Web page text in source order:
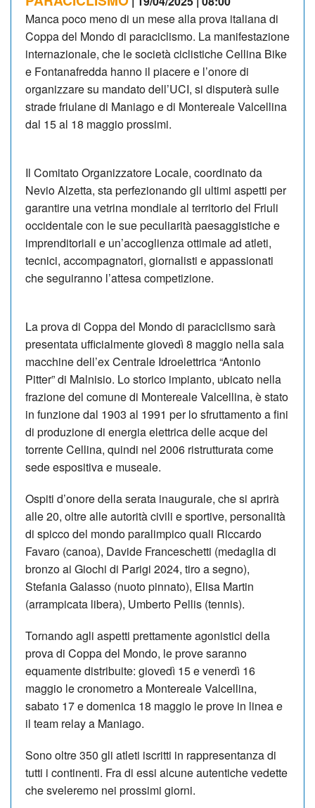
Manca poco meno di un mese alla prova italiana di
Coppa del Mondo di paraciclismo. La manifestazione
internazionale, che le società ciclistiche Cellina Bike
e Fontanafredda hanno il piacere e l’onore di
organizzare su mandato dell’UCI, si disputerà sulle
strade friulane di Maniago e di Montereale Valcellina
dal 15 al 18 maggio prossimi.
Il Comitato Organizzatore Locale, coordinato da
Nevio Alzetta, sta perfezionando gli ultimi aspetti per
garantire una vetrina mondiale al territorio del Friuli
occidentale con le sue peculiarità paesaggistiche e
imprenditoriali e un’accoglienza ottimale ad atleti,
tecnici, accompagnatori, giornalisti e appassionati
che seguiranno l’attesa competizione.
La prova di Coppa del Mondo di paraciclismo sarà
presentata ufficialmente giovedì 8 maggio nella sala
macchine dell’ex Centrale Idroelettrica “Antonio
Pitter” di Malnisio. Lo storico impianto, ubicato nella
frazione del comune di Montereale Valcellina, è stato
in funzione dal 1903 al 1991 per lo sfruttamento a fini
di produzione di energia elettrica delle acque del
torrente Cellina, quindi nel 2006 ristrutturata come
sede espositiva e museale.
Ospiti d’onore della serata inaugurale, che si aprirà
alle 20, oltre alle autorità civili e sportive, personalità
di spicco del mondo paralimpico quali Riccardo
Favaro (canoa), Davide Franceschetti (medaglia di
bronzo ai Giochi di Parigi 2024, tiro a segno),
Stefania Galasso (nuoto pinnato), Elisa Martin
(arrampicata libera), Umberto Pellis (tennis).
Tornando agli aspetti prettamente agonistici della
prova di Coppa del Mondo, le prove saranno
equamente distribuite: giovedì 15 e venerdì 16
maggio le cronometro a Montereale Valcellina,
sabato 17 e domenica 18 maggio le prove in linea e
il team relay a Maniago.
Sono oltre 350 gli atleti iscritti in rappresentanza di
tutti i continenti. Fra di essi alcune autentiche vedette
che sveleremo nei prossimi giorni.